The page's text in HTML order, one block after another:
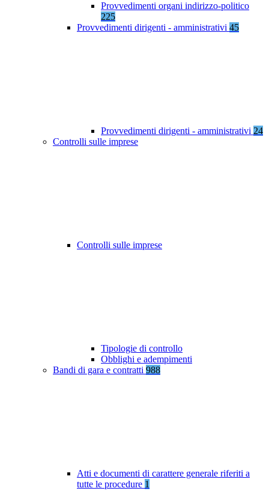
Provvedimenti organi indirizzo-politico
225
Provvedimenti dirigenti - amministrativi 45
Provvedimenti dirigenti - amministrativi 24
Controlli sulle imprese
Controlli sulle imprese
Tipologie di controllo
Obblighi e adempimenti
Bandi di gara e contratti 988
Atti e documenti di carattere generale riferiti a
tutte le procedure 1